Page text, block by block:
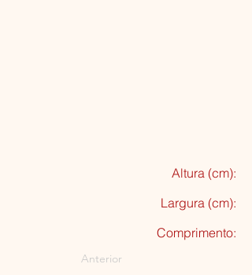
Altura (cm):
Largura (cm):
Comprimento:
Anterior